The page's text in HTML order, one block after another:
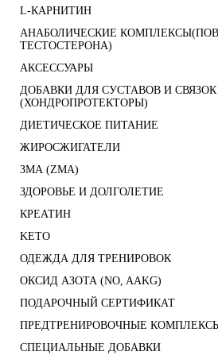
L-КАРНИТИН
АНАБОЛИЧЕСКИЕ
ТЕСТОСТЕРОНА)
АКСЕССУАРЫ
ДОБАВКИ ДЛЯ СУСТАВОВ И СВЯЗОК
(ХОНДРОПРОТЕКТОРЫ)
ДИЕТИЧЕСКОЕ ПИТАНИЕ
ЖИРОСЖИГАТЕЛИ
ЗМА (ZMA)
ЗДОРОВЬЕ И ДОЛГОЛЕТИЕ
КРЕАТИН
KETO
ОДЕЖДА ДЛЯ ТРЕНИРОВОК
ОКСИД АЗОТА (NO, AAKG)
ПОДАРОЧНЫЙ СЕРТИФИКАТ
ПРЕДТРЕНИРОВОЧНЫЕ
СПЕЦИАЛЬНЫЕ ДОБАВКИ